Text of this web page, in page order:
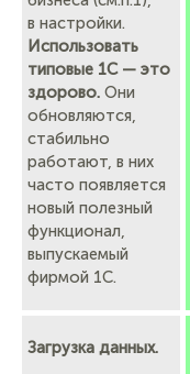
в настройки.
Использовать
типовые 1С — это
здорово. Они
обновляются,
стабильно
работают, в них
часто появляется
новый полезный
функционал,
выпускаемый
фирмой 1С.
Загрузка данных.